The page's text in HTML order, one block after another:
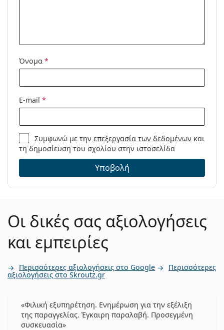
Όνομα *
E-mail *
Συμφωνώ με τηνεπεξεργασία των δεδομένων και
τη δημοσίευση του σχολίου στην ιστοσελίδα
Υποβολή
Οι δικές σας αξιολογήσεις
και εμπειρίες
Περισσότερες αξιολογήσεις στο Google Περισσότερες
αξιολογήσεις στο Skroutz.gr
Φιλική εξυπηρέτηση. Ενημέρωση για την εξέλιξη
της παραγγελίας. Έγκαιρη παραλαβή. Προσεγμένη
συσκευασία